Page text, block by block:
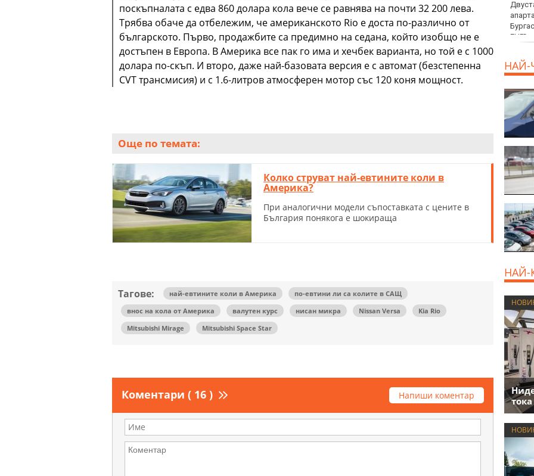
поскъпналата с едва 860 долара кола вече се равнява на почти 32 200 лева.
Трябва обаче да отбележим, че американското Rio е доста по-различно от
българското. Първо, продажбите са предимно на седана, който изобщо не е
достъпен в Европа. В Америка все пак го има и хечбек варианта, но той е с 1000
долара по-скъп. И второ, даже най-базовата версия е с автомат (безстепенна
CVT трансмисия) и с 1.6-литров атмосферен мотор със 120 коня мощност.
Още по темата:
Колко струват най-евтините коли в
Америка?
При аналогични модели съпоставката с цените в
България понякога е шокираща
Тагове: най-евтините коли в Америка
по-евтини ли са колите в САЩ
внос на кола от Америка
валутен курс нисан микра Nissan Versa
Kia Rio
Mitsubishi Mirage
Mitsubishi Space Star
Коментари ( 16 ) Напиши коментар
срещу търговията с
Варна
EUR
НАЙ-
НАЙ-